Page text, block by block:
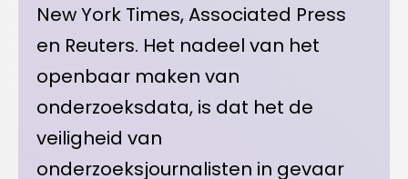
New York Times, Associated Press
en Reuters. Het nadeel van het
openbaar maken van
onderzoeksdata, is dat het de
veiligheid van
onderzoeksjournalisten in gevaar